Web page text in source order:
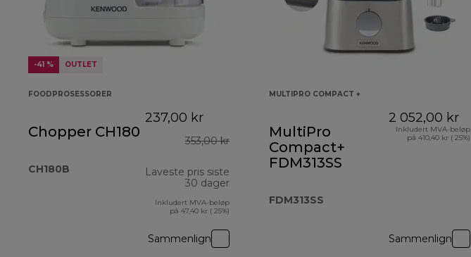
-41 % OUTLET
FOODPROSESSORER
Chopper CH180
CH180B
237,00 kr
353,00 kr
Laveste pris siste
30 dager
Inkludert MVA-beløp
på 47,40 kr ( 25%)
Sammenlign
MULTIPRO COMPACT +
MultiPro
Compact+
FDM313SS
FDM313SS
2 052,00 kr
Inkludert MVA-beløp
på 410,40 kr ( 25%)
Sammenlign